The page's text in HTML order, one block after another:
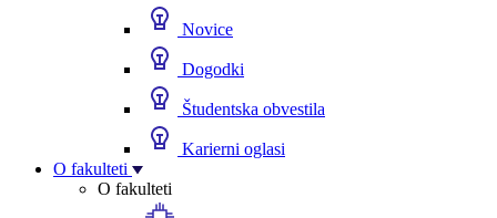
Novice
Dogodki
Študentska obvestila
Karierni oglasi
O fakulteti
O fakulteti